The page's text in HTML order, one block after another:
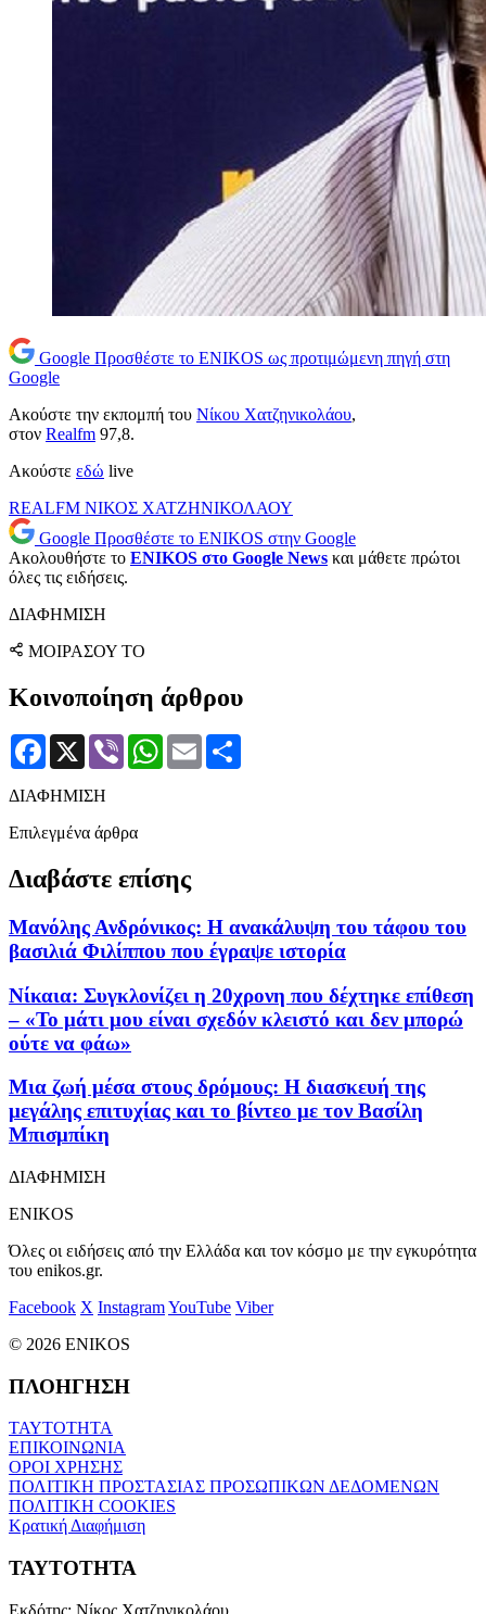
Google Προσθέστε το ENIKOS ως προτιμώμενη πηγή στη
Google
Ακούστε την εκπομπή του Νίκου Χατζηνικολάου,
στον Realfm 97,8.
Ακούστε εδώ live
REALFM ΝΙΚΟΣ ΧΑΤΖΗΝΙΚΟΛΑΟΥ
Google Προσθέστε το ENIKOS στην Google
Ακολουθήστε το ENIKOS στο Google News και μάθετε πρώτοι
όλες τις ειδήσεις.
ΔΙΑΦΗΜΙΣΗ
ΜΟΙΡΑΣΟΥ ΤΟ
Κοινοποίηση άρθρου
Facebook
X Viber WhatsApp
Email
ΔΙΑΦΗΜΙΣΗ
Επιλεγμένα άρθρα
Διαβάστε επίσης
Μανόλης Ανδρόνικος: Η ανακάλυψη του τάφου του
βασιλιά Φιλίππου που έγραψε ιστορία
Νίκαια: Συγκλονίζει η 20χρονη που δέχτηκε επίθεση
– «Το μάτι μου είναι σχεδόν κλειστό και δεν μπορώ
ούτε να φάω»
Μια ζωή μέσα στους δρόμους: Η διασκευή της
μεγάλης επιτυχίας και το βίντεο με τον Βασίλη
Μπισμπίκη
ΔΙΑΦΗΜΙΣΗ
ENIKOS
Όλες οι ειδήσεις από την Ελλάδα και τον κόσμο με την εγκυρότητα
του enikos.gr.
Facebook X InstagramYouTube Viber
© 2026 ENIKOS
ΠΛΟΗΓΗΣΗ
ΤΑΥΤΟΤΗΤΑ
ΕΠΙΚΟΙΝΩΝΙΑ
ΟΡΟΙ ΧΡΗΣΗΣ
ΠΟΛΙΤΙΚΗ ΠΡΟΣΤΑΣΙΑΣ ΠΡΟΣΩΠΙΚΩΝ ΔΕΔΟΜΕΝΩΝ
ΠΟΛΙΤΙΚΗ COOKIES
Κρατική Διαφήμιση
ΤΑΥΤΟΤΗΤΑ
Εκδότης: Νίκος Χατζηνικολάου